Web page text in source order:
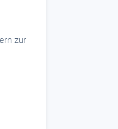
zur